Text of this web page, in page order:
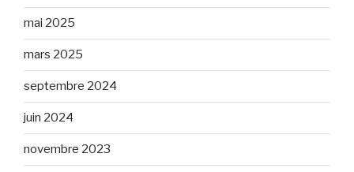
mai 2025
mars 2025
septembre 2024
juin 2024
novembre 2023